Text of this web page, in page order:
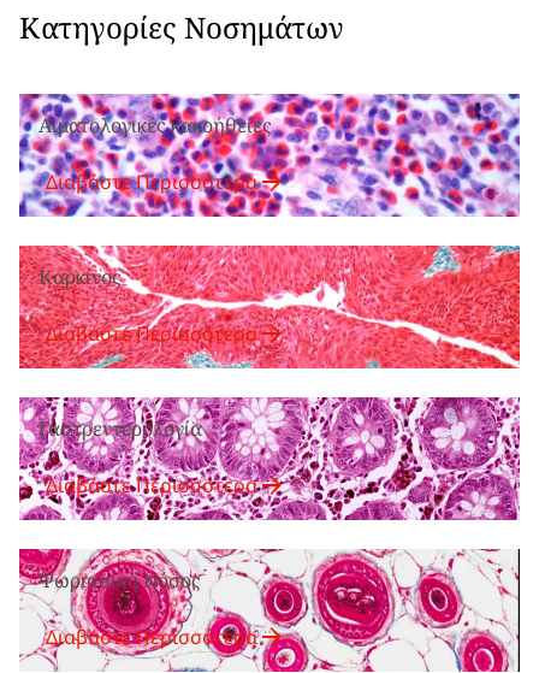
Κατηγορίες Νοσημάτων
Αιματολογικές κακοήθειες
Διαβάστε Περισσότερα
Καρκίνος
Διαβάστε Περισσότερα
Γαστρεντερολογία
Διαβάστε Περισσότερα
Ψωριασική Νόσος
Διαβάστε Περισσότερα